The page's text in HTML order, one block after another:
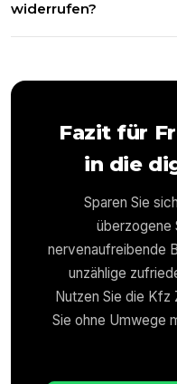
widerrufen?
Fazit für
in die
Sparen Sie
überzogene
nervenaufreibende
unzählige
Nutzen Sie die Kfz
Sie ohne Umwege